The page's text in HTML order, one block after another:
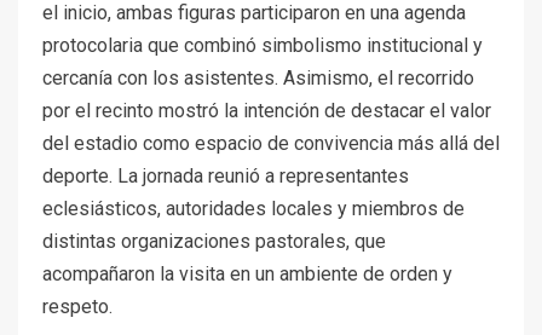
el inicio, ambas figuras participaron en una agenda
protocolaria que combinó simbolismo institucional y
cercanía con los asistentes. Asimismo, el recorrido
por el recinto mostró la intención de destacar el valor
del estadio como espacio de convivencia más allá del
deporte. La jornada reunió a representantes
eclesiásticos, autoridades locales y miembros de
distintas organizaciones pastorales, que
acompañaron la visita en un ambiente de orden y
respeto.